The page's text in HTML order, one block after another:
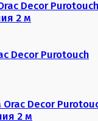
Decor Purotouch